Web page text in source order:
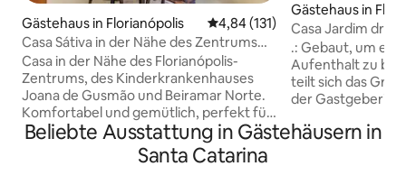
Gästehaus in Florianópolis Durchschnittliche Bewertung:
4,84 (131)
Casa Sátiva in der Nähe des Zentrums
von Florianópolis
Casa in der Nähe des Florianópolis-
Zentrums, des Kinderkrankenhauses
Joana de Gusmão und Beiramar Norte.
Komfortabel und gemütlich, perfekt für
diejenigen, die spazieren gehen,
arbeiten oder studieren möchten. Wir
haben eine voll ausgestattete Küche, ein
Gästehaus in
Casa Jardim drei
.: Gebaut, um
Aufenthalt zu
teilt sich das
der Gastgeberin
Unterkunft,
Beliebte Ausstattung in Gästehäusern in
Santa Catarina